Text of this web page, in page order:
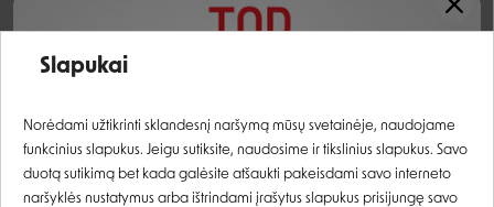
Skirta
Baltymų šaltinis
JAUTIENA
Maisto paskirtis
ALERGIŠKIEMS
Veislės dydis
VISOMS VEISLĖMS
Registruotis
Slapukai
Norėdami užtikrinti sklandesnį naršymą mūsų svetainėje, naudojame
funkcinius slapukus. Jeigu sutiksite, naudosime ir tikslinius slapukus. Savo
duotą sutikimą bet kada galėsite atšaukti pakeisdami savo interneto
naršyklės nustatymus arba ištrindami įrašytus slapukus prisijungę savo